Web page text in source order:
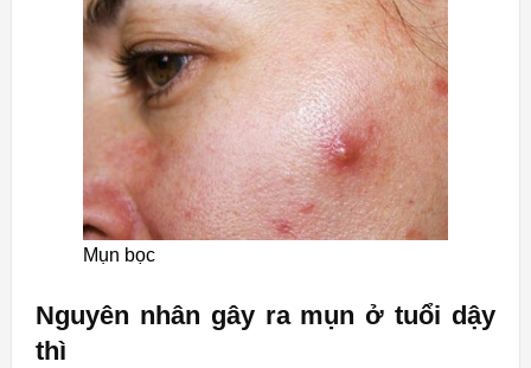
Mụn bọc
Nguyên nhân gây ra mụn ở tuổi dậy
thì